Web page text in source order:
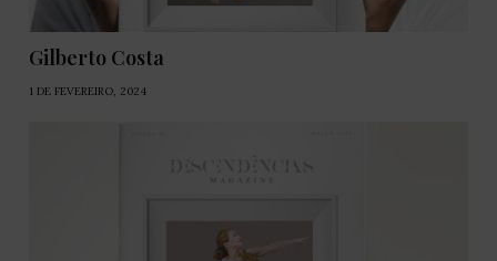
Gilberto Costa
1 DE FEVEREIRO, 2024